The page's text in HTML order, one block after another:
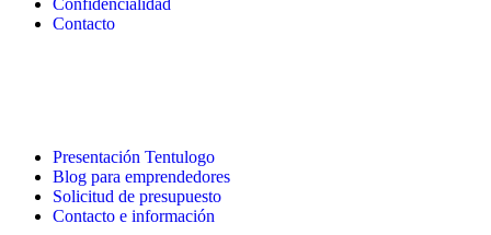
Confidencialidad
Contacto
Presentación Tentulogo
Blog para emprendedores
Solicitud de presupuesto
Contacto e información